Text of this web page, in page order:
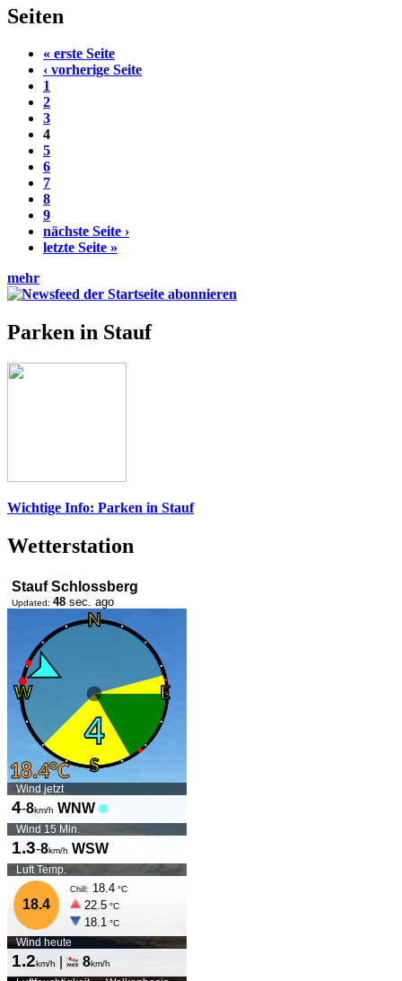
Seiten
« erste Seite
‹ vorherige Seite
1
2
3
4
5
6
7
8
9
nächste Seite ›
letzte Seite »
mehr
Parken in Stauf
Wichtige Info: Parken in Stauf
Wetterstation